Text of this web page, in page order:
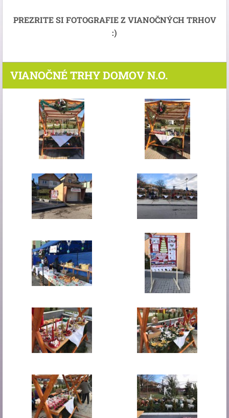
PREZRITE SI FOTOGRAFIE Z VIANOČNÝCH TRHOV
:)
VIANOČNÉ TRHY DOMOV N.O.